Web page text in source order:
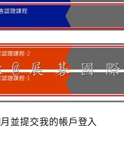
並提交我的帳戶登入